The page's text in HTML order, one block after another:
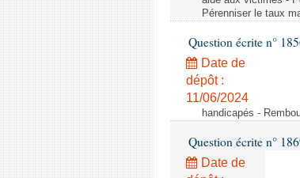
Pérenniser le taux
Question écrite n°
Date de
dépôt :
11/06/2024
handicapés -
Question écrite n°
Date de